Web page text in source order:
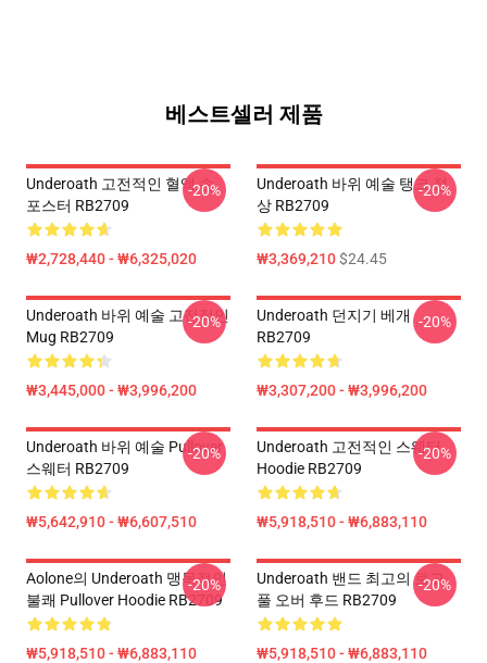
베스트셀러 제품
Underoath 고전적인 혈액 손
포스터 RB2709
₩2,728,440 - ₩6,325,020
-20%
Underoath 바위 예술 탱크 정
상 RB2709
₩3,369,210$24.45
-20%
Underoath 바위 예술 고전적인
Mug RB2709
₩3,445,000 - ₩3,996,200
-20%
Underoath 던지기 베개
RB2709
₩3,307,200 - ₩3,996,200
-20%
Underoath 바위 예술 Pullover
스웨터 RB2709
₩5,642,910 - ₩6,607,510
-20%
Underoath 고전적인 스웨터
Hoodie RB2709
₩5,918,510 - ₩6,883,110
-20%
Aolone의 Underoath 맹목적인
불쾌 Pullover Hoodie RB2709
₩5,918,510 - ₩6,883,110
-20%
Underoath 밴드 최고의 로고
풀 오버 후드 RB2709
₩5,918,510 - ₩6,883,110
-20%